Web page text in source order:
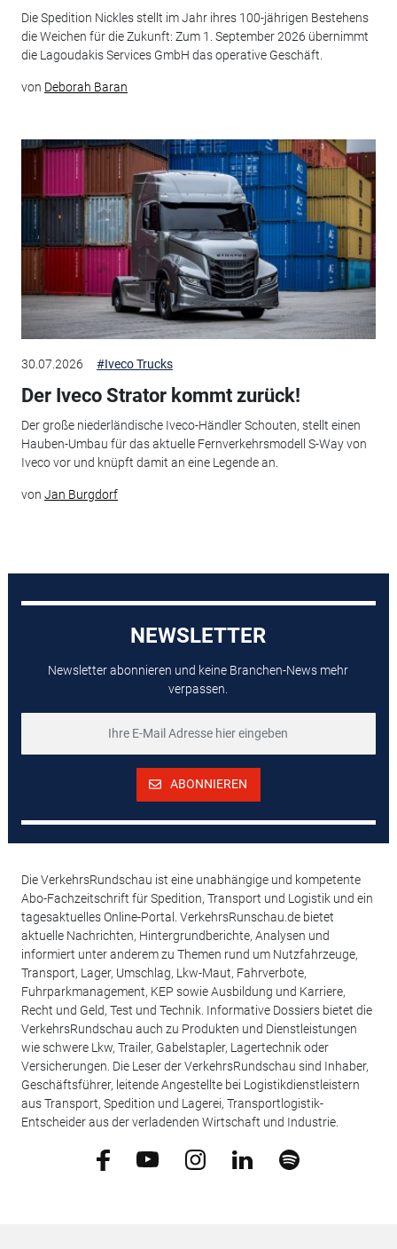
Die Spedition Nickles stellt im Jahr ihres 100-jährigen Bestehens
die Weichen für die Zukunft: Zum 1. September 2026 übernimmt
die Lagoudakis Services GmbH das operative Geschäft.
von Deborah Baran
30.07.2026 #Iveco Trucks
Der Iveco Strator kommt zurück!
Der große niederländische Iveco-Händler Schouten, stellt einen
Hauben-Umbau für das aktuelle Fernverkehrsmodell S-Way von
Iveco vor und knüpft damit an eine Legende an.
von Jan Burgdorf
NEWSLETTER
Newsletter abonnieren und keine Branchen-News mehr
verpassen.
ABONNIEREN
Die VerkehrsRundschau ist eine unabhängige und kompetente
Abo-Fachzeitschrift für Spedition, Transport und Logistik und ein
tagesaktuelles Online-Portal. VerkehrsRunschau.de bietet
aktuelle Nachrichten, Hintergrundberichte, Analysen und
informiert unter anderem zu Themen rund um Nutzfahrzeuge,
Transport, Lager, Umschlag, Lkw-Maut, Fahrverbote,
Fuhrparkmanagement, KEP sowie Ausbildung und Karriere,
Recht und Geld, Test und Technik. Informative Dossiers bietet die
VerkehrsRundschau auch zu Produkten und Dienstleistungen
wie schwere Lkw, Trailer, Gabelstapler, Lagertechnik oder
Versicherungen. Die Leser der VerkehrsRundschau sind Inhaber,
Geschäftsführer, leitende Angestellte bei Logistikdienstleistern
aus Transport, Spedition und Lagerei, Transportlogistik-
Entscheider aus der verladenden Wirtschaft und Industrie.